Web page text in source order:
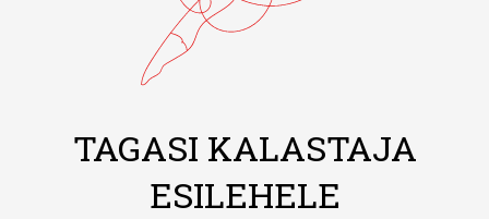
TAGASI KALASTAJA
ESILEHELE